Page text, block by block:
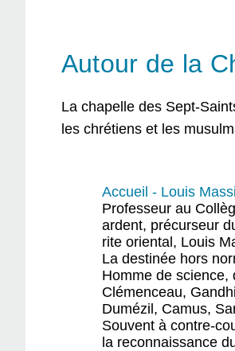
Autour de la
La chapelle des Sept-
les chrétiens et les
Accueil - Louis
Professeur au
ardent, précurseur
rite oriental, Louis
La destinée hors
Homme de science,
Clémenceau,
Dumézil, Camus,
Souvent à contre-
la reconnaissance